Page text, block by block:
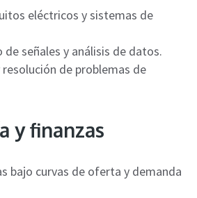
eléctricos y sistemas de
señales y análisis de datos.
de problemas de
y finanzas
bajo curvas de oferta y demanda